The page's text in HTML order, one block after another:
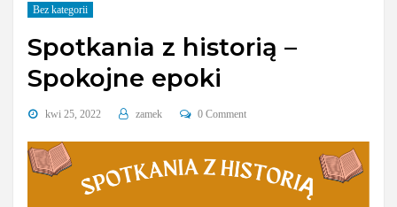
Bez kategorii
Spotkania z historią –
Spokojne epoki
kwi 25, 2022 zamek 0 Comment